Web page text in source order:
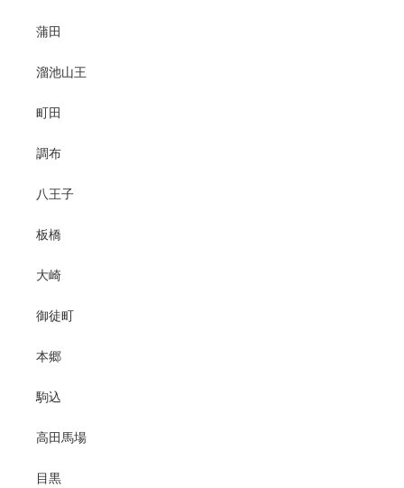
蒲田
溜池山王
町田
調布
八王子
板橋
大崎
御徒町
本郷
駒込
高田馬場
目黒